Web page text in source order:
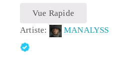
Vue Rapide
Artiste:
MANALYSS